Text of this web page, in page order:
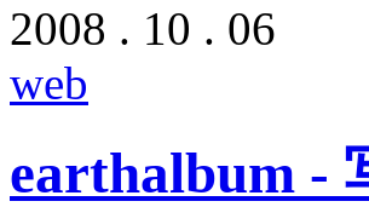
2008 . 10 . 06
web
earthalbum -